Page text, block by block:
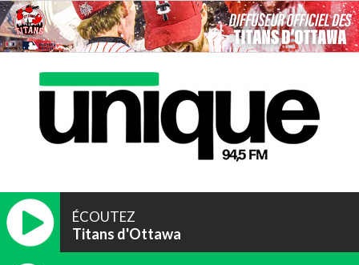
ÉCOUTEZ
Titans d'Ottawa